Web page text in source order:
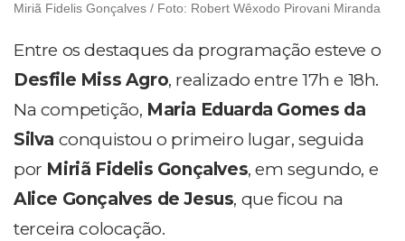
Miriã Fidelis Gonçalves / Foto: Robert Wêxodo Pirovani Miranda
Entre os destaques da programação esteve o
Desfile Miss Agro, realizado entre 17h e 18h.
Na competição, Maria Eduarda Gomes da
Silva conquistou o primeiro lugar, seguida
por Miriã Fidelis Gonçalves, em segundo, e
Alice Gonçalves de Jesus, que ficou na
terceira colocação.